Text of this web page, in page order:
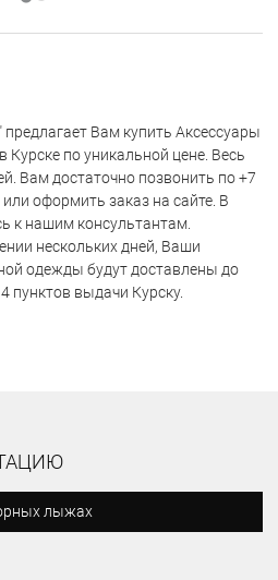
Вам купить Аксессуары
по уникальной цене. Весь
Вам достаточно позвонить по +7
оформить заказ на сайте. В
к нашим консультантам.
нескольких дней, Ваши
одежды будут доставлены до
пунктов выдачи Курску.
лыжах